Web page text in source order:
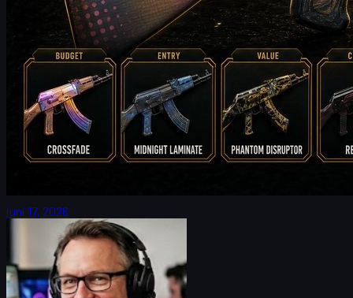
door Michael
Johnson
Counter-Strike 2juni 17, 2026
FalleN en FURIA: tempo-tweaks, Overpass en CS
skins
FalleN blikt vooruit op zijn laatste IEM Cologne met FURIA:
aanpassingen, Overpass, 9z en hoe CS skins fans nog dichter bij
juni 17, 2026